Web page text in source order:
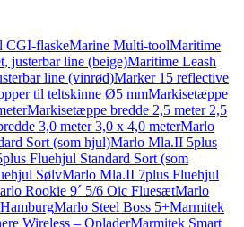
CGI-flaskeMarine Multi-toolMaritime
justerbar line (beige)Maritime Leash
line (vinrød)Marker 15 reflective
til teltskinne Ø5 mmMarkisetæppe
Markisetæppe bredde 2,5 meter 2,5
3,0 meter 3,0 x 4,0 meterMarlo
Sort (som hjul)Marlo Mla.II 5plus
Fluehjul Standard Sort (som
SølvMarlo Mla.II 7plus Fluehjul
Rookie 9´ 5/6 Oic FluesætMarlo
Marlo Steel Boss 5+Marmitek
Wireless – OpladerMarmitek Smart